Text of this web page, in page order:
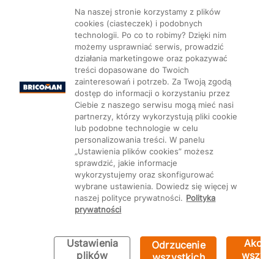
Bricoman 2026 ©
Kategorie Produkty Marki CMS
Ustawienia plików cookie
Na naszej stronie korzystamy z plików
cookies (ciasteczek) i podobnych
technologii. Po co to robimy? Dzięki nim
możemy usprawniać serwis, prowadzić
działania marketingowe oraz pokazywać
treści dopasowane do Twoich
zainteresowań i potrzeb. Za Twoją zgodą
dostęp do informacji o korzystaniu przez
Ciebie z naszego serwisu mogą mieć nasi
partnerzy, którzy wykorzystują pliki cookie
lub podobne technologie w celu
personalizowania treści. W panelu
„Ustawienia plików cookies” możesz
sprawdzić, jakie informacje
wykorzystujemy oraz skonfigurować
wybrane ustawienia. Dowiedz się więcej w
naszej polityce prywatności. Polityka
prywatności
Ustawienia
plików
Odrzucenie